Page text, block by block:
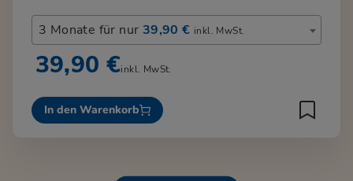
3 Monate für nur 39,90 € inkl. MwSt.
39,90 €inkl. MwSt.
In den Warenkorb